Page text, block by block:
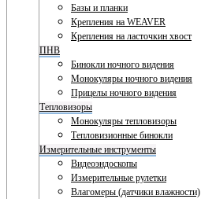
Базы и планки
Крепления на WEAVER
Крепления на ласточкин хвост
ПНВ
Бинокли ночного видения
Монокуляры ночного видения
Прицелы ночного видения
Тепловизоры
Монокуляры тепловизоры
Тепловизионные бинокли
Измерительные инструменты
Видеоэндоскопы
Измерительные рулетки
Влагомеры (датчики влажности)